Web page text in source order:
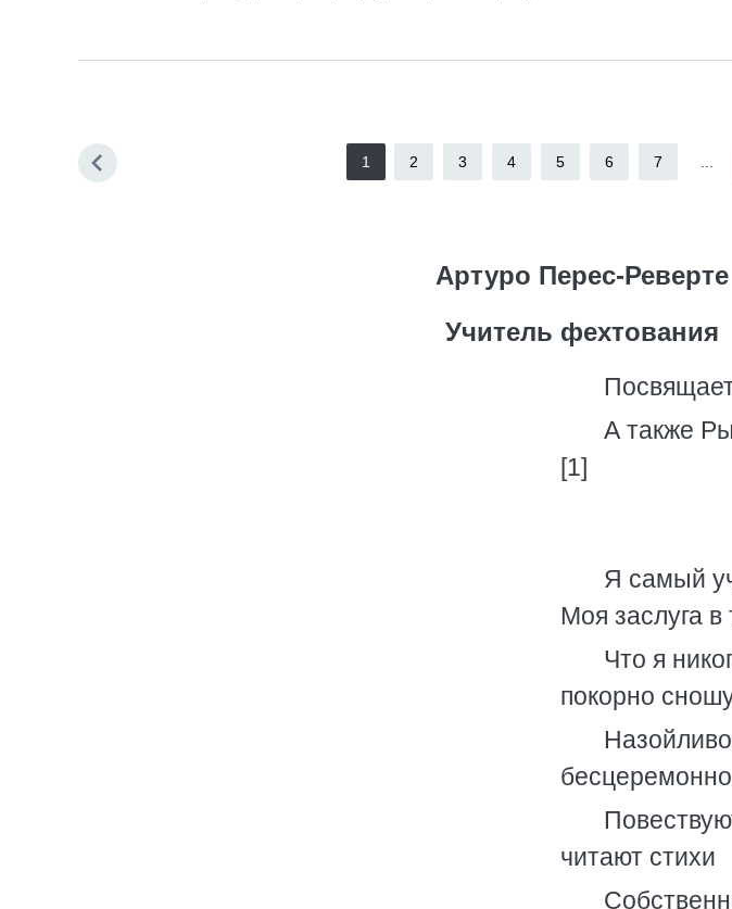
1 2 3 4 5 6 7
Артуро Перес-Реверте
Учитель фехтования
А также
[1]
Я самый
Моя заслуга в
Что я
покорно
бесцеремонно
читают стихи